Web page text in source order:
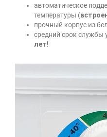
автоматическое
температуры (
прочный корпус из
средний срок службы
лет!